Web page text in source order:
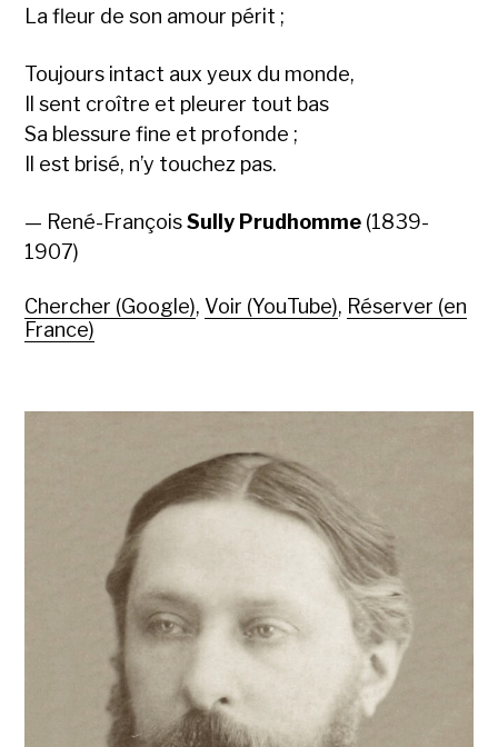
La fleur de son amour périt ;
Toujours intact aux yeux du monde,
Il sent croître et pleurer tout bas
Sa blessure fine et profonde ;
Il est brisé, n’y touchez pas.
— René-FrançoisSully Prudhomme (1839-
1907)
Chercher (Google), Voir (YouTube), Réserver (en
France)